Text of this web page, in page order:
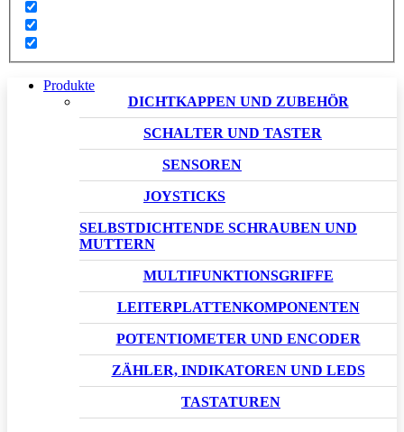
Produkte
DICHTKAPPEN UND ZUBEHÖR
SCHALTER UND TASTER
SENSOREN
JOYSTICKS
SELBSTDICHTENDE SCHRAUBEN UND
MUTTERN
MULTIFUNKTIONSGRIFFE
LEITERPLATTENKOMPONENTEN
POTENTIOMETER UND ENCODER
ZÄHLER, INDIKATOREN UND LEDS
TASTATUREN